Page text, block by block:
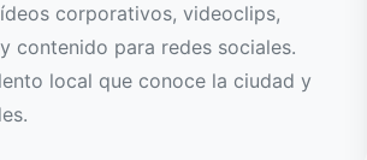
corporativos, videoclips,
contenido para redes sociales.
local que conoce la ciudad y